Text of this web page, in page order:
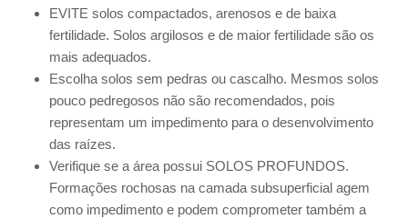
EVITE solos compactados, arenosos e de baixa
fertilidade. Solos argilosos e de maior fertilidade são os
mais adequados.
Escolha solos sem pedras ou cascalho. Mesmos solos
pouco pedregosos não são recomendados, pois
representam um impedimento para o desenvolvimento
das raízes.
Verifique se a área possui SOLOS PROFUNDOS.
Formações rochosas na camada subsuperficial agem
como impedimento e podem comprometer também a